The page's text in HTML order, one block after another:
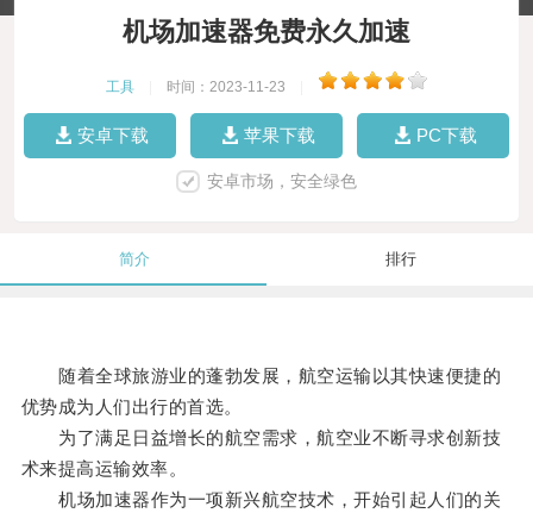
机场加速器免费永久加速
工具 时间：2023-11-23
安卓下载 苹果下载 PC下载
安卓市场，安全绿色
简介 排行
随着全球旅游业的蓬勃发展，航空运输以其快速便捷的
优势成为人们出行的首选。
为了满足日益增长的航空需求，航空业不断寻求创新技
术来提高运输效率。
机场加速器作为一项新兴航空技术，开始引起人们的关